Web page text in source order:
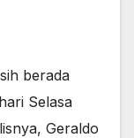
berada
Selasa
Geraldo